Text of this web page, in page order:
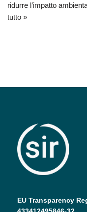
ridurre l’impatto
tutto »
EU Transparency